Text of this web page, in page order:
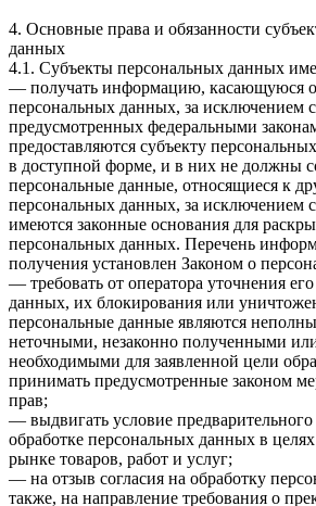
4. Основные права и обязанности
данных
4.1. Субъекты персональных данных
— получать информацию, касающуюся
персональных данных, за исключением
предусмотренных федеральными
предоставляются субъекту
в доступной форме, и в них не должны
персональные данные, относящиеся к
персональных данных, за исключением
имеются законные основания для
персональных данных. Перечень
получения установлен Законом о
— требовать от оператора уточнения
данных, их блокирования или
персональные данные являются
неточными, незаконно полученными
необходимыми для заявленной цели
принимать предусмотренные законом
прав;
— выдвигать условие предварительного
обработке персональных данных в
рынке товаров, работ и услуг;
— на отзыв согласия на обработку
также, на направление требования о